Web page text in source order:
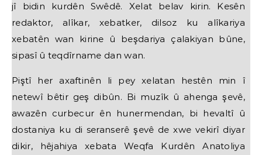
jî bidin kurdên Swêdê. Xelat belav kirin. Kesên
redaktor, alîkar, xebatker, dilsoz ku alîkariya
xebatên wan kirine û beşdariya çalakiyan bûne,
sipasî û teqdîrname dan wan.
Piştî her axaftinên li pey xelatan hestên min î
netewî bêtir geş dibûn. Bi muzîk û ahenga şevê,
awazên curbecur ên hunermendan, bi hevaltî û
dostaniya ku di seranserê şevê de xwe vekirî diyar
dikir, hêjahiya xebata Weqfa Kurdên Anatoliya